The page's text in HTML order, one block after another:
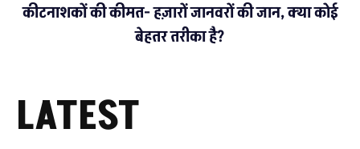
कीटनाशकों की कीमत- हज़ारों जानवरों की जान, क्या कोई
बेहतर तरीका है?
LATEST